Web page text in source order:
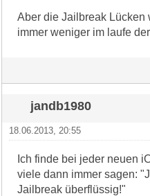
Aber die Jailbreak Lücken
immer weniger im laufe
jandb1980
18.06.2013, 20:55
Ich finde bei jeder neuen
viele dann immer sagen:
Jailbreak überflüssig!"